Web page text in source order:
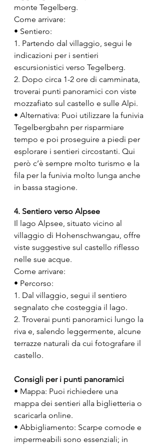
monte Tegelberg.
Come arrivare:
• Sentiero:
1. Partendo dal villaggio, segui le
indicazioni per i sentieri
escursionistici verso Tegelberg.
2. Dopo circa 1-2 ore di camminata,
troverai punti panoramici con viste
mozzafiato sul castello e sulle Alpi.
• Alternativa: Puoi utilizzare la funivia
Tegelbergbahn per risparmiare
tempo e poi proseguire a piedi per
esplorare i sentieri circostanti. Qui
però c’è sempre molto turismo e la
fila per la funivia molto lunga anche
in bassa stagione.
4. Sentiero verso Alpsee
Il lago Alpsee, situato vicino al
villaggio di Hohenschwangau, offre
viste suggestive sul castello riflesso
nelle sue acque.
Come arrivare:
• Percorso:
1. Dal villaggio, segui il sentiero
segnalato che costeggia il lago.
2. Troverai punti panoramici lungo la
riva e, salendo leggermente, alcune
terrazze naturali da cui fotografare il
castello.
Consigli per i punti panoramici
• Mappa: Puoi richiedere una
mappa dei sentieri alla biglietteria o
scaricarla online.
• Abbigliamento: Scarpe comode e
impermeabili sono essenziali; in